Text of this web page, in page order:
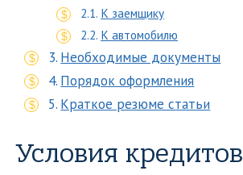
К заемщику
К автомобилю
Необходимые документы
Порядок оформления
Краткое резюме статьи
Условия